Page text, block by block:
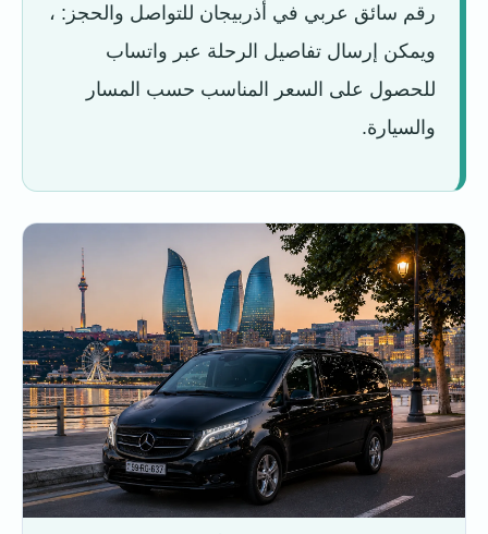
رقم سائق عربي في أذربيجان للتواصل والحجز: ،
ويمكن إرسال تفاصيل الرحلة عبر واتساب
للحصول على السعر المناسب حسب المسار
والسيارة.